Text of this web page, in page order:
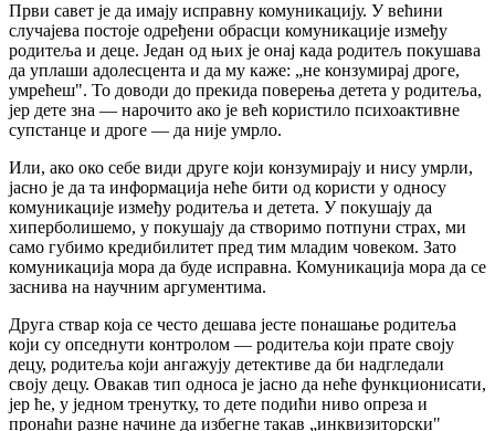
Први савет је да имају исправну комуникацију. У већини
случајева постоје одређени обрасци комуникације између
родитеља и деце. Један од њих је онај када родитељ покушава
да уплаши адолесцента и да му каже: „не конзумирај дроге,
умрећеш". То доводи до прекида поверења детета у родитеља,
јер дете зна — нарочито ако је већ користило психоактивне
супстанце и дроге — да није умрло.
Или, ако око себе види друге који конзумирају и нису умрли,
јасно је да та информација неће бити од користи у односу
комуникације између родитеља и детета. У покушају да
хиперболишемо, у покушају да створимо потпуни страх, ми
само губимо кредибилитет пред тим младим човеком. Зато
комуникација мора да буде исправна. Комуникација мора да се
заснива на научним аргументима.
Друга ствар која се често дешава јесте понашање родитеља
који су опседнути контролом — родитеља који прате своју
децу, родитеља који ангажују детективе да би надгледали
своју децу. Овакав тип односа је јасно да неће функционисати,
јер ће, у једном тренутку, то дете подићи ниво опреза и
пронаћи разне начине да избегне такав „инквизиторски"